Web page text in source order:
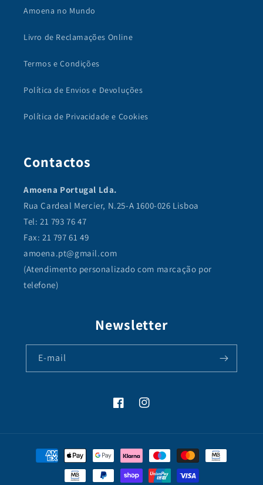
Amoena no Mundo
Livro de Reclamações Online
Termos e Condições
Política de Envios e Devoluções
Política de Privacidade e Cookies
Contactos
Amoena Portugal Lda.
Rua Cardeal Mercier, N.25-A 1600-026 Lisboa
Tel: 21 793 76 47
Fax: 21 797 61 49
amoena.pt@gmail.com
(Atendimento personalizado com marcação por
telefone)
Newsletter
E-mail
FacebookInstagram
Métodos
pagamento